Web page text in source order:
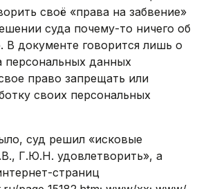
своё «права на забвение»
суда почему-то ничего об
В документе говорится лишь о
персональных данных
право запрещать или
своих персональных
суд решил «исковые
Г.Ю.Н. удовлетворить», а
страниц